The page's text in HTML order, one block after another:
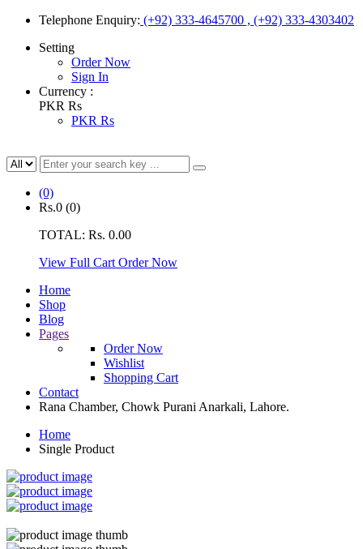
Telephone Enquiry: (+92) 333-4645700 , (+92) 333-4303402
Setting
Order Now
Sign In
Currency :
PKR Rs
PKR Rs
(0)
Rs.0 (0)
TOTAL: Rs. 0.00
View Full Cart Order Now
Home
Shop
Blog
Pages
Order Now
Wishlist
Shopping Cart
Contact
Rana Chamber, Chowk Purani Anarkali, Lahore.
Home
Single Product